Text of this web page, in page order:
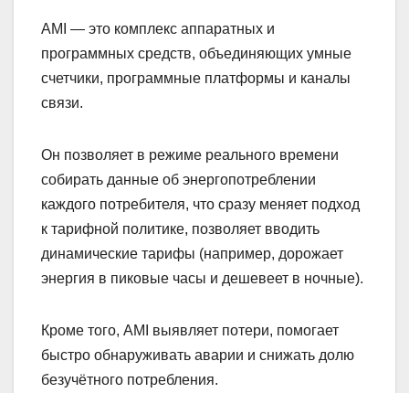
AMI — это комплекс аппаратных и
программных средств, объединяющих умные
счетчики, программные платформы и каналы
связи.
Он позволяет в режиме реального времени
собирать данные об энергопотреблении
каждого потребителя, что сразу меняет подход
к тарифной политике, позволяет вводить
динамические тарифы (например, дорожает
энергия в пиковые часы и дешевеет в ночные).
Кроме того, AMI выявляет потери, помогает
быстро обнаруживать аварии и снижать долю
безучётного потребления.